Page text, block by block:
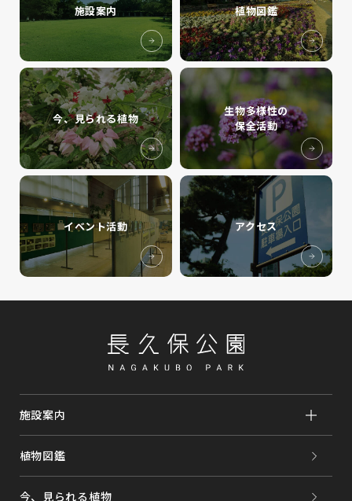
施設案内 植物図鑑
今、見られる植物
生物多様性の
保全活動
イベント活動 アクセス
施設案内
植物図鑑
今、見られる植物